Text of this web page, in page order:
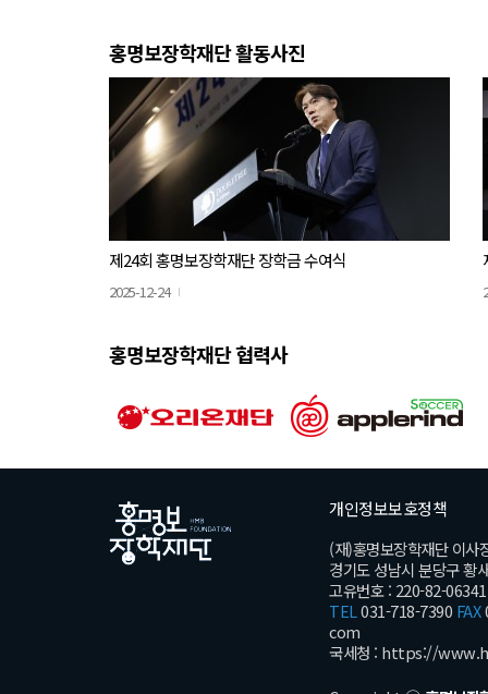
홍명보장학재단 활동사진
제24회 홍명보장학재단 장학금 수여식
2025-12-24
홍명보장학재단 협력사
개인정보보호정책
(재)홍명보장학재단 이사
경기도 성남시 분당구 황
고유번호 : 220-82-06341
TEL031-718-7390 FAX
com
국세청 : https://